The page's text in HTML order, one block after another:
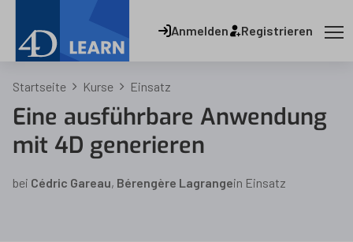
Anmelden Registrieren
Startseite Kurse Einsatz
Eine ausführbare Anwendung
mit 4D generieren
bei Cédric Gareau, Bérengère Lagrangein Einsatz